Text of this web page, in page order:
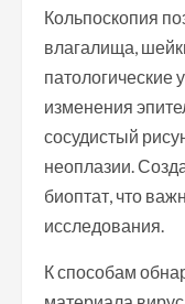
Кольпоскопия
влагалища,
патологические
изменения
сосудистый
неоплазии.
биоптат, что
исследования.
К способам